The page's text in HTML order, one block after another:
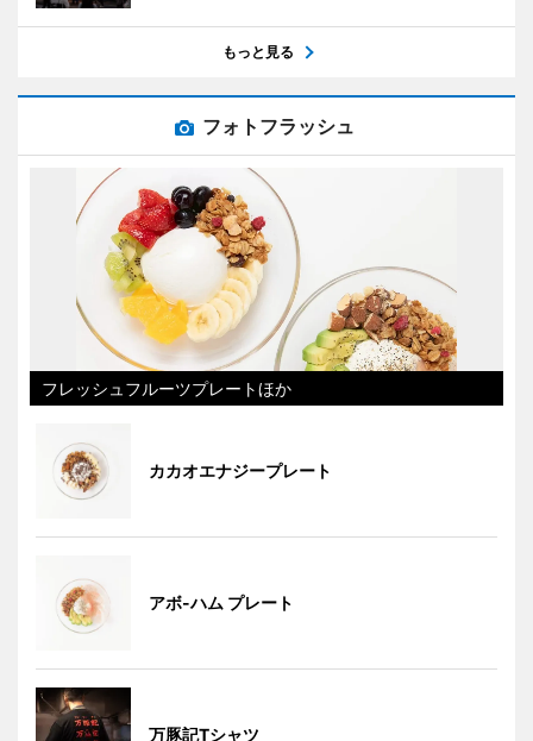
もっと見る
フォトフラッシュ
フレッシュフルーツプレートほか
カカオエナジープレート
アボ-ハム プレート
万豚記Tシャツ